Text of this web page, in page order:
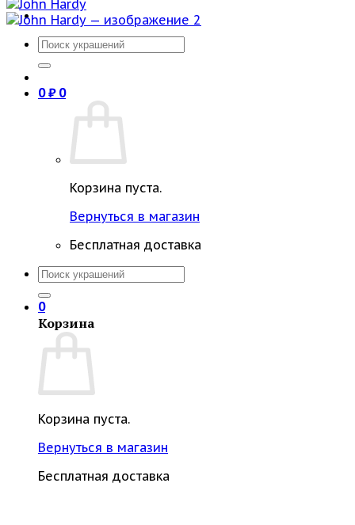
Искать:
0₽ 0
Корзина пуста.
Вернуться в магазин
Бесплатная доставка
Искать:
0
Корзина
Корзина пуста.
Вернуться в магазин
Бесплатная доставка